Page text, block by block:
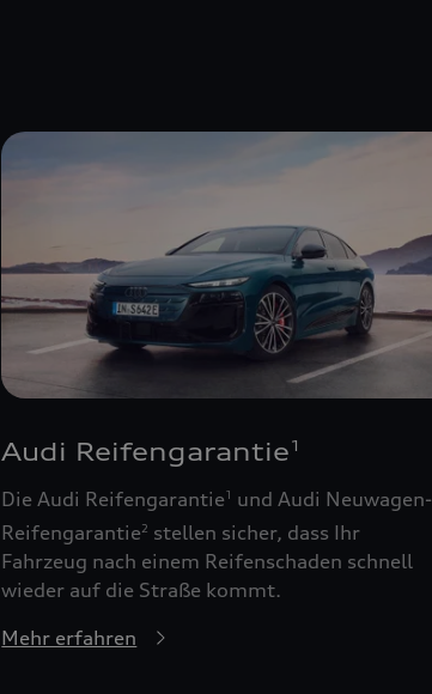
Audi Reifengarantie 1
Die Audi Reifengarantie1
und Audi Neuwagen-
Reifengarantie2 stellen sicher, dass Ihr
Fahrzeug nach einem Reifenschaden schnell
wieder auf die Straße kommt.
Mehr erfahren